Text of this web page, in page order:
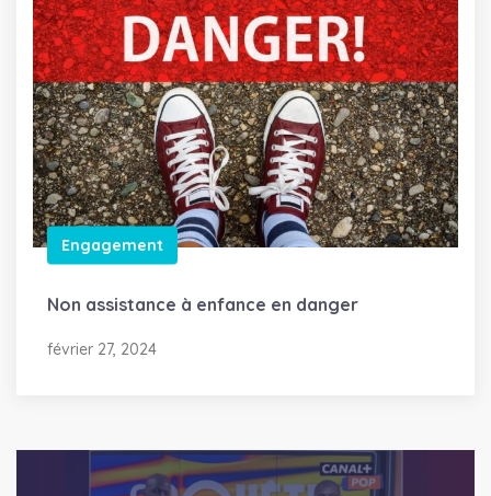
Engagement
Non assistance à enfance en danger
février 27, 2024